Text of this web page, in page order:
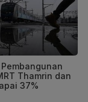
Thamrin dan
37%